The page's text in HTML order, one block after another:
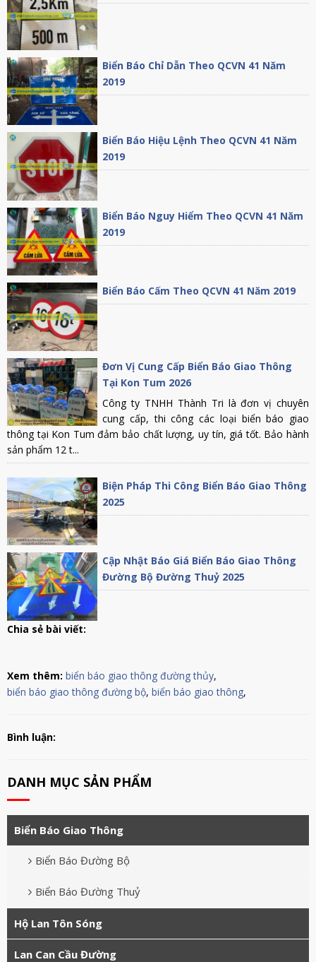
Biển Báo Chỉ Dẫn Theo QCVN 41 Năm
2019
Biển Báo Hiệu Lệnh Theo QCVN 41 Năm
2019
Biển Báo Nguy Hiểm Theo QCVN 41 Năm
2019
Biển Báo Cấm Theo QCVN 41 Năm 2019
Đơn Vị Cung Cấp Biển Báo Giao Thông
Tại Kon Tum 2026
Công ty TNHH Thành Tri là đơn vị chuyên
cung cấp, thi công các loại biển báo giao
thông tại Kon Tum đảm bảo chất lượng, uy tín, giá tốt. Bảo hành
sản phẩm 12 t...
Biện Pháp Thi Công Biển Báo Giao Thông
2025
Cập Nhật Báo Giá Biển Báo Giao Thông
Đường Bộ Đường Thuỷ 2025
Chia sẻ bài viết:
Xem thêm: biển báo giao thông đường thủy,
biển báo giao thông đường bộ, biển báo giao thông,
Bình luận:
DANH MỤC SẢN PHẨM
Biển Báo Giao Thông
Biển Báo Đường Bộ
Biển Báo Đường Thuỷ
Hộ Lan Tôn Sóng
Lan Can Cầu Đường